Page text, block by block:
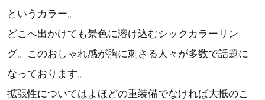
というカラー。
どこへ出かけても景色に溶け込むシックカラーリン
グ。このおしゃれ感が胸に刺さる人々が多数で話題に
なっております。
拡張性についてはよほどの重装備でなければ大抵のこ